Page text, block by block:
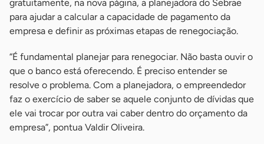
gratuitamente, na nova página, a planejadora do Sebrae
para ajudar a calcular a capacidade de pagamento da
empresa e definir as próximas etapas de renegociação.
“É fundamental planejar para renegociar. Não basta ouvir o
que o banco está oferecendo. É preciso entender se
resolve o problema. Com a planejadora, o empreendedor
faz o exercício de saber se aquele conjunto de dívidas que
ele vai trocar por outra vai caber dentro do orçamento da
empresa”, pontua Valdir Oliveira.